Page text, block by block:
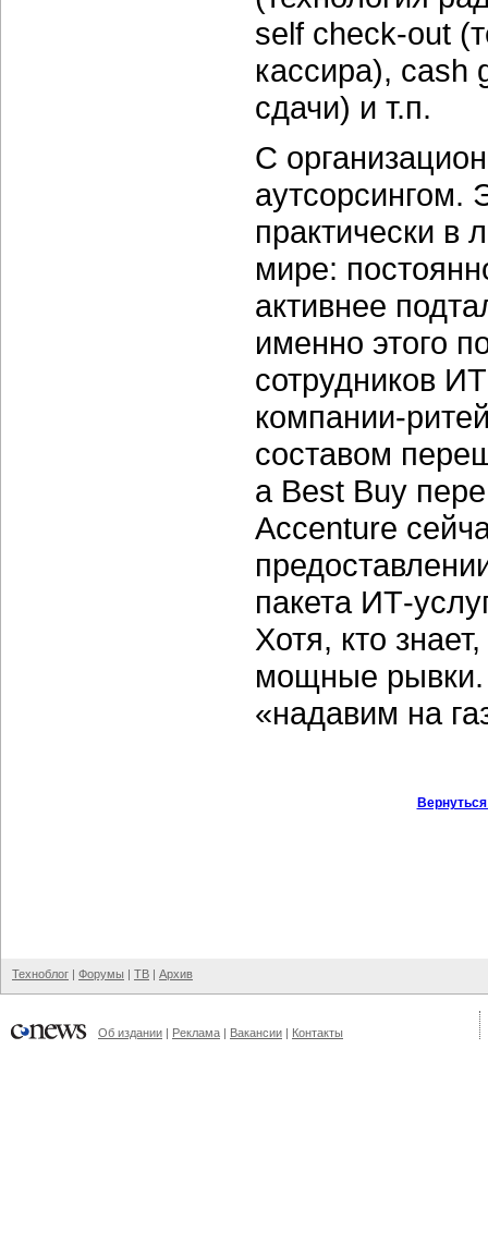
self check-out
кассира), cash
сдачи) и т.п.
С
аутсорсингом.
практически в
мире:
активнее
именно этого
сотрудников
компании-
составом
а Best Buy
Accenture
пакета ИТ-
Хотя, кто
мощные рывки.
«надавим на
Техноблог | Форумы | ТВ | Архив
Об издании | Реклама | Вакансии | Контакты